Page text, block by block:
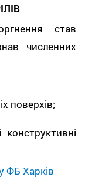
став
численних
поверхів;
ФБ Харків